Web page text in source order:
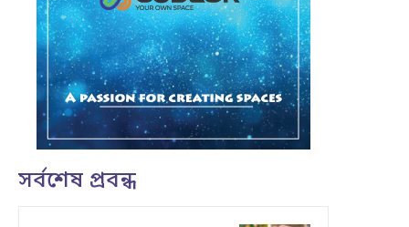
সর্বশেষ প্রবন্ধ